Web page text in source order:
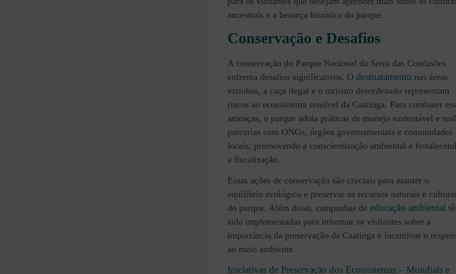
ancestrais e a herança histórica do parque.
Conservação e Desafios
A conservação do Parque Nacional da Serra das Confusões
enfrenta desafios significativos. O desmatamento nas áreas
vizinhas, a caça ilegal e o turismo desordenado representam
riscos ao ecossistema sensível da Caatinga. Para combater
ameaças, o parque adota práticas de manejo sustentável e
parcerias com ONGs, órgãos governamentais e comunidades
locais, promovendo a conscientização ambiental e
a fiscalização.
Essas ações de conservação são cruciais para manter o
equilíbrio ecológico e preservar os recursos naturais e
do parque. Além disso, campanhas de educação ambiental
sido implementadas para informar os visitantes sobre a
importância da preservação da Caatinga e incentivar o
ao meio ambiente.
Iniciativas de Preservação dos Ecossistemas – Mundiais e